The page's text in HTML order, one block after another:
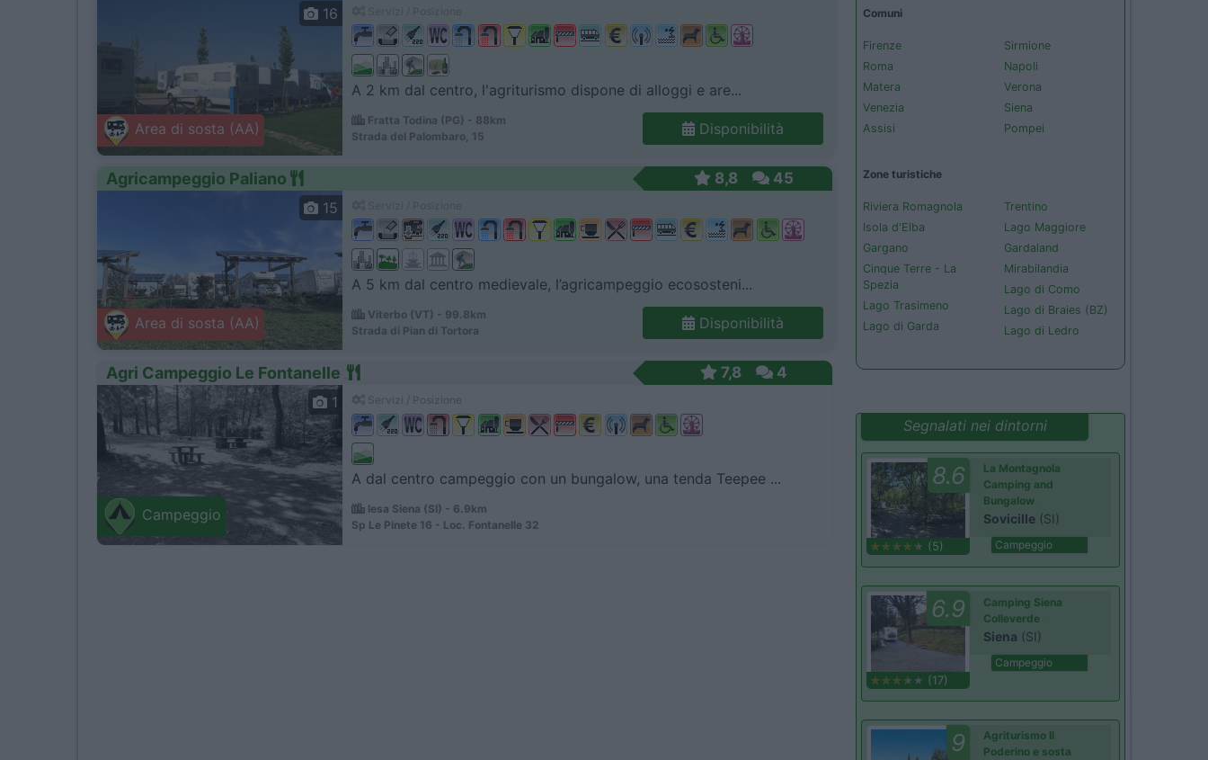
Area di sosta (AA)
16
A 2 km dal centro, l'agriturismo dispone di alloggi e are...
Fratta Todina (PG) - 88km
Strada del Palombaro, 15
Disponibilità
Agricampeggio Paliano 8,8 45
Area di sosta (AA)
15
A 5 km dal centro medievale, l’agricampeggio ecososteni...
Viterbo (VT) - 99.8km
Strada di Pian di Tortora
Disponibilità
Agri Campeggio Le Fontanelle 7,8 4
Campeggio
1
A dal centro campeggio con un bungalow, una tenda Teepee ...
Iesa Siena (SI) - 6.9km
Sp Le Pinete 16 - Loc. Fontanelle 32
Comuni
Firenze
Roma
Matera
Venezia
Assisi
Sirmione
Napoli
Verona
Siena
Pompei
Zone turistiche
Riviera Romagnola
Isola d'Elba
Gargano
Cinque Terre - La
Spezia
Lago Trasimeno
Lago di Garda
Trentino
Lago Maggiore
Gardaland
Mirabilandia
Lago di Como
Lago di Braies (BZ)
Lago di Ledro
Segnalati nei dintorni
8.6
(5)
La Montagnola
Camping and
Bungalow
Sovicille (SI)
Campeggio
6.9
(17)
Camping Siena
Colleverde
Siena (SI)
Campeggio
9
Agriturismo Il
Poderino e sosta